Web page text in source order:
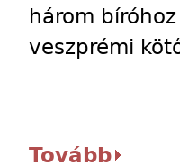
három
veszprémi
Tovább